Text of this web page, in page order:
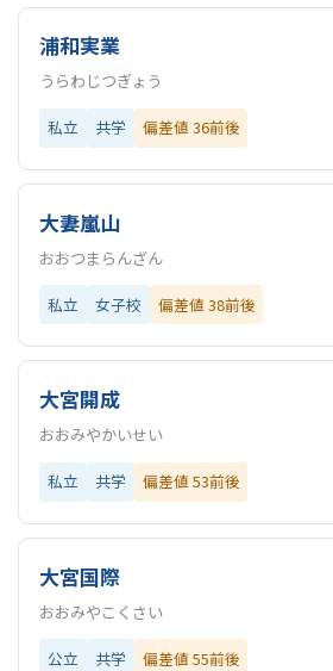
浦和実業
うらわじつぎょう
私立 共学 偏差値 36前後
大妻嵐山
おおつまらんざん
私立 女子校 偏差値 38前後
大宮開成
おおみやかいせい
私立 共学 偏差値 53前後
大宮国際
おおみやこくさい
公立 共学 偏差値 55前後